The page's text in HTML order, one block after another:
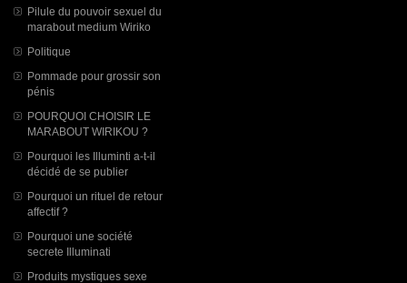
Pilule du pouvoir sexuel du
marabout medium Wiriko
Politique
Pommade pour grossir son
pénis
POURQUOI CHOISIR LE
MARABOUT WIRIKOU ?
Pourquoi les Illuminti a-t-il
décidé de se publier
Pourquoi un rituel de retour
affectif ?
Pourquoi une société
secrete Illuminati
Produits mystiques sexe